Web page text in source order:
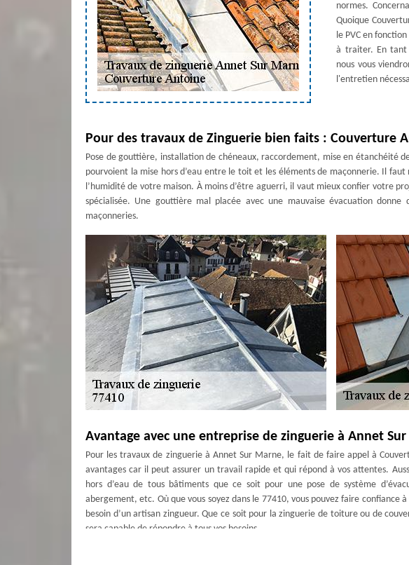
normes.
Quoique
le PVC en
à traiter. En tant
nous vous
l'entretien
Pour des travaux de Zinguerie bien faits : Couverture
Pose de gouttière, installation de chéneaux, raccordement, mise en étanchéité
pourvoient la mise hors d’eau entre le toit et les éléments de maçonnerie. Il
l’humidité de votre maison. À moins d’être aguerri, il vaut mieux confier votre
spécialisée. Une gouttière mal placée avec une mauvaise évacuation
maçonneries.
Avantage avec une entreprise de zinguerie à Annet
Pour les travaux de zinguerie à Annet Sur Marne, le fait de faire appel à
avantages car il peut assurer un travail rapide et qui répond à vos attentes.
hors d’eau de tous bâtiments que ce soit pour une pose de système
abergement, etc. Où que vous soyez dans le 77410, vous pouvez faire confiance
besoin d’un artisan zingueur. Que ce soit pour la zinguerie de toiture ou de
sera capable de répondre à tous vos besoins.